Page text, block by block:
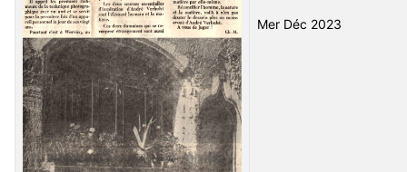
Mer Déc 2023